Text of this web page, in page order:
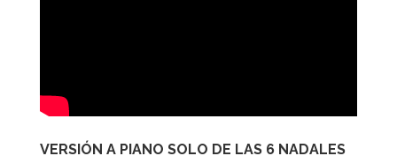
VERSIÓN A PIANO SOLO DE LAS 6 NADALES